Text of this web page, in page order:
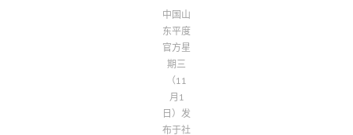
中国山
东平度
官方星
期三
（11
月1
日）发
布于社